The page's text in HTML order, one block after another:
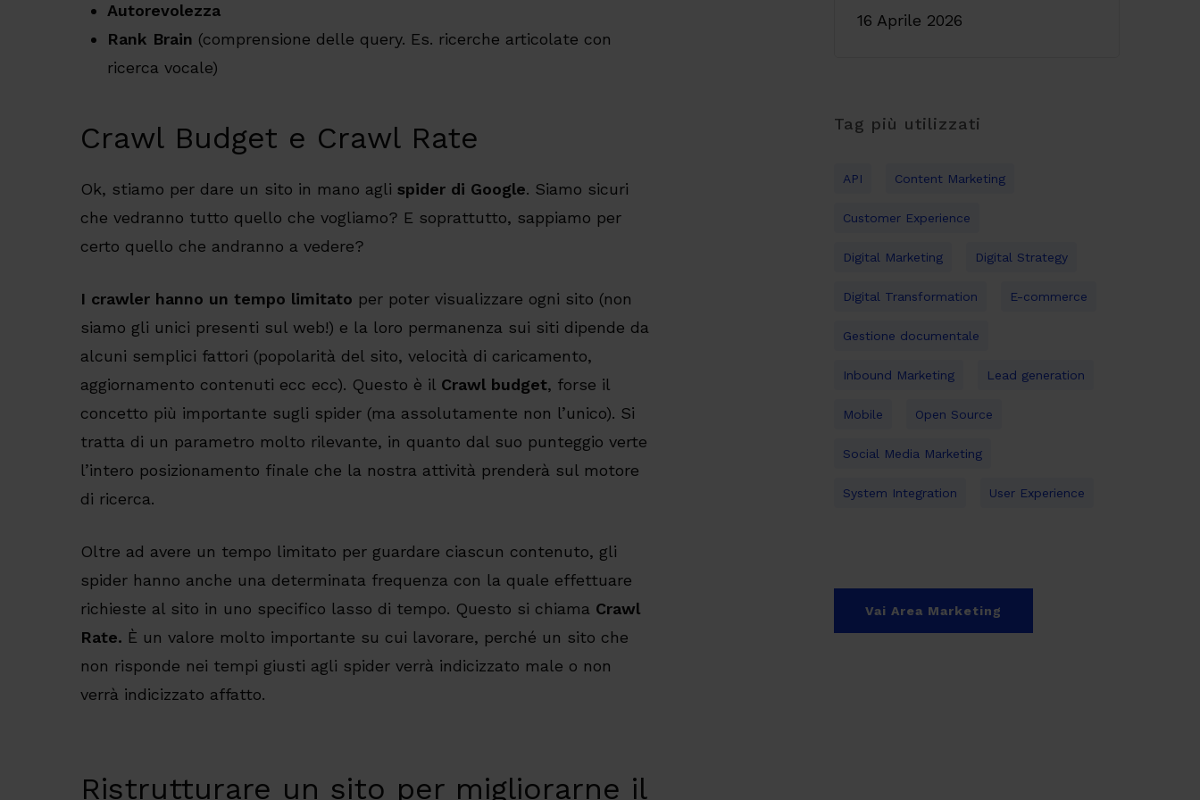
Autorevolezza
Rank Brain (comprensione delle query. Es. ricerche articolate con
ricerca vocale)
Crawl Budget e Crawl Rate
Ok, stiamo per dare un sito in mano agli spider di Google. Siamo sicuri
che vedranno tutto quello che vogliamo? E soprattutto, sappiamo per
certo quello che andranno a vedere?
I crawler hanno un tempo limitato per poter visualizzare ogni sito (non
siamo gli unici presenti sul web!) e la loro permanenza sui siti dipende da
alcuni semplici fattori (popolarità del sito, velocità di caricamento,
aggiornamento contenuti ecc ecc). Questo è il Crawl budget, forse il
concetto più importante sugli spider (ma assolutamente non l’unico). Si
tratta di un parametro molto rilevante, in quanto dal suo punteggio verte
l’intero posizionamento finale che la nostra attività prenderà sul motore
di ricerca.
Oltre ad avere un tempo limitato per guardare ciascun contenuto, gli
spider hanno anche una determinata frequenza con la quale effettuare
richieste al sito in uno specifico lasso di tempo. Questo si chiama Crawl
Rate. È un valore molto importante su cui lavorare, perché un sito che
non risponde nei tempi giusti agli spider verrà indicizzato male o non
verrà indicizzato affatto.
Ristrutturare un sito per migliorarne il
16 Aprile 2026
Tag più utilizzati
API Content Marketing
Customer Experience
Digital Marketing Digital Strategy
Digital Transformation E-commerce
Gestione documentale
Inbound Marketing Lead generation
Mobile Open Source
Social Media Marketing
System Integration User Experience
Vai Area Marketing